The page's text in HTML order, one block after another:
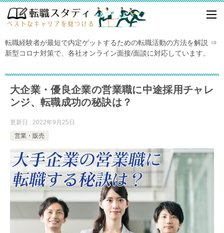
転職経験者が最短で内定ゲットするための転職活動の方法を解説 ⇒
新型コロナ対策で、各社オンライン面接/面談に対応しています。
大企業・優良企業の営業職に中途採用チャレ
ンジ、転職成功の秘訣は？
更新日 : 2022年9月25日
営業・販売